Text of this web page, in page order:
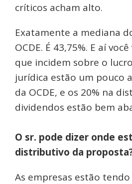
críticos acham alto.
Exatamente a mediana
OCDE. É 43,75%. E aí
que incidem sobre o
jurídica estão um pouco
da OCDE, e os 20% na
dividendos estão bem
O sr. pode dizer onde
distributivo da
As empresas estão